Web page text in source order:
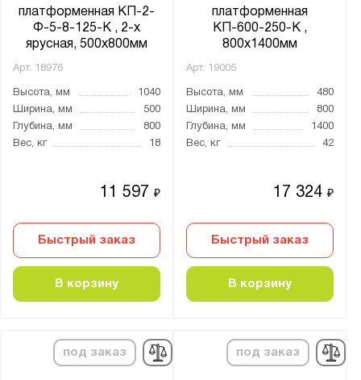
платформенная КП-2-
Ф-5-8-125-К , 2-х
ярусная, 500х800мм
Арт. 18976
Высота, мм
1040
Ширина, мм
500
Глубина, мм
800
Вес, кг
18
11 597₽
Быстрый заказ
В корзину
платформенная
КП-600-250-К ,
800х1400мм
Арт. 19005
Высота, мм
480
Ширина, мм
800
Глубина, мм
1400
Вес, кг
42
17 324₽
Быстрый заказ
В корзину
под заказ под заказ
Италия
Китай
от
24V/65Ah
24V/100Ah